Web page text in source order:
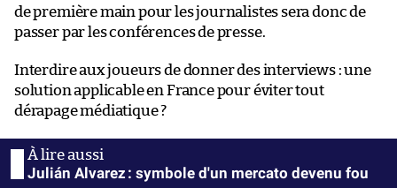
de première main pour les journalistes sera donc de
passer par les conférences de presse.
Interdire aux joueurs de donner des interviews : une
solution applicable en France pour éviter tout
dérapage médiatique ?
Julián Alvarez : symbole d'un mercato devenu fou